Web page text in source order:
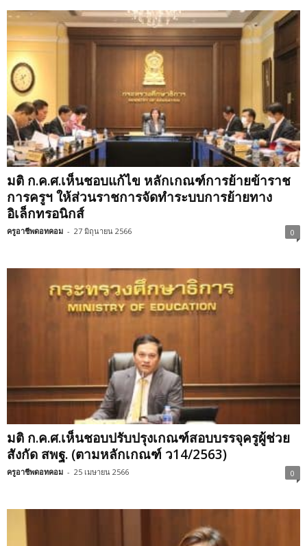
มติ ก.ค.ศ.เห็นชอบแก้ไข หลักเกณฑ์การย้ายข้าราช
การครูฯ ให้ส่วนราชการจัดทำระบบการย้ายทาง
อิเล็กทรอนิกส์
ครูอาชีพดอทคอม - 27 มิถุนายน 2566 0
มติ ก.ค.ศ.เห็นชอบปรับปรุงเกณฑ์สอบบรรจุครูผู้ช่วย
สังกัด สพฐ. (ตามหลักเกณฑ์ ว14/2563)
ครูอาชีพดอทคอม - 25 เมษายน 2566 0